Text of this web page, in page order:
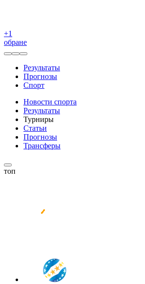
+1
обране
Результаты
Прогнозы
Спорт
Новости спорта
Результаты
Турниры
Статьи
Прогнозы
Трансферы
топ